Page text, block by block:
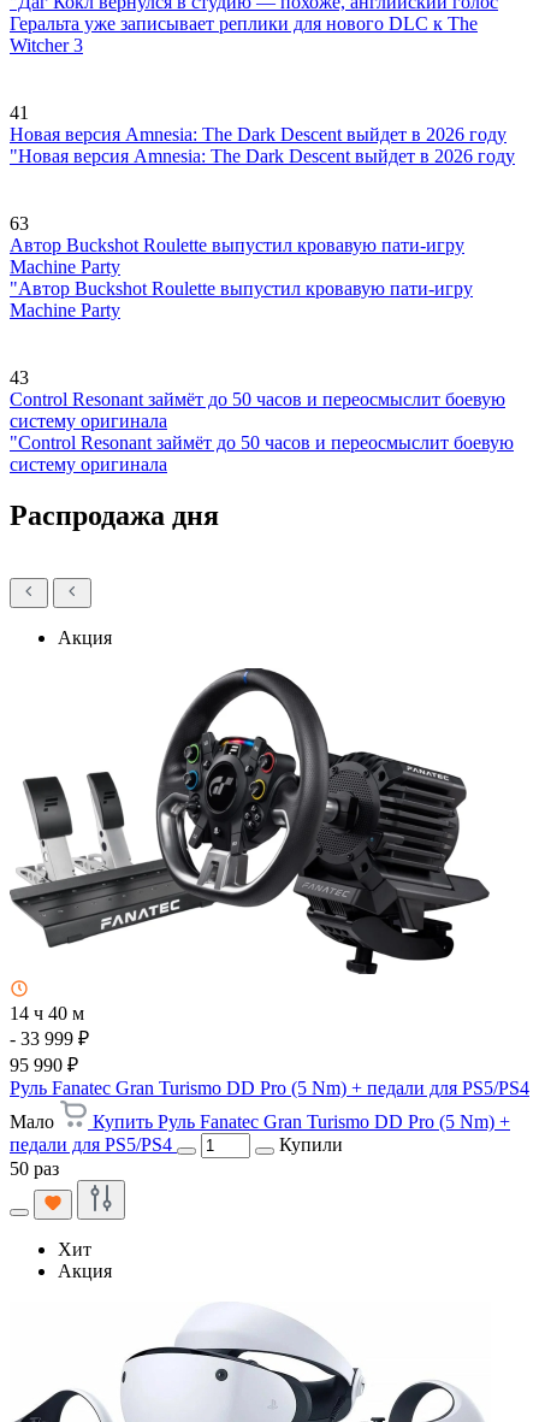
Геральта уже записывает реплики для нового DLC к The
Witcher 3
41
Новая версия Amnesia: The Dark Descent выйдет в 2026 году
"Новая версия Amnesia: The Dark Descent выйдет в 2026 году
63
Автор Buckshot Roulette выпустил кровавую пати-игру
Machine Party
"Автор Buckshot Roulette выпустил кровавую пати-игру
Machine Party
43
Control Resonant займёт до 50 часов и переосмыслит боевую
систему оригинала
"Control Resonant займёт до 50 часов и переосмыслит боевую
систему оригинала
Распродажа дня
Акция
14 ч 40 м
- 33 999 ₽
95 990 ₽
Руль Fanatec Gran Turismo DD Pro (5 Nm) + педали для PS5/PS4
Мало
Купить Руль Fanatec Gran Turismo DD Pro (5 Nm) +
педали для PS5/PS4
Купили
50 раз
Хит
Акция